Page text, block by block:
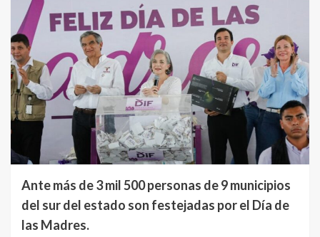
Ante más de 3 mil 500 personas de 9 municipios
del sur del estado son festejadas por el Día de
las Madres.